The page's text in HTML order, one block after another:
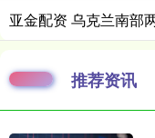
亚金配资 乌克兰南部
推荐资讯